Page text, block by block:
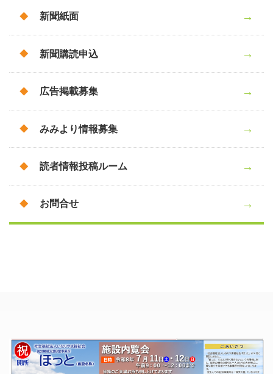
新聞紙面
新聞購読申込
広告掲載募集
みみより情報募集
読者情報投稿ルーム
お問合せ